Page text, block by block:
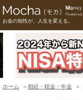
お金の知性が、人生を変える。
ホーム 相続・税金・年金